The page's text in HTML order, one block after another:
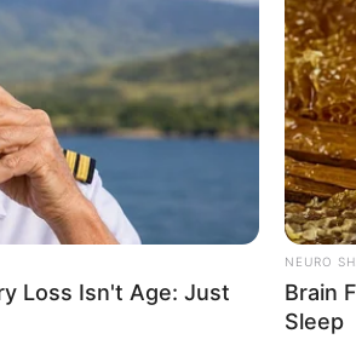
Loss Isn't Age: Just
NEURO
Brain
Sleep